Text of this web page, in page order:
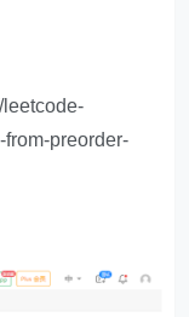
preorder-